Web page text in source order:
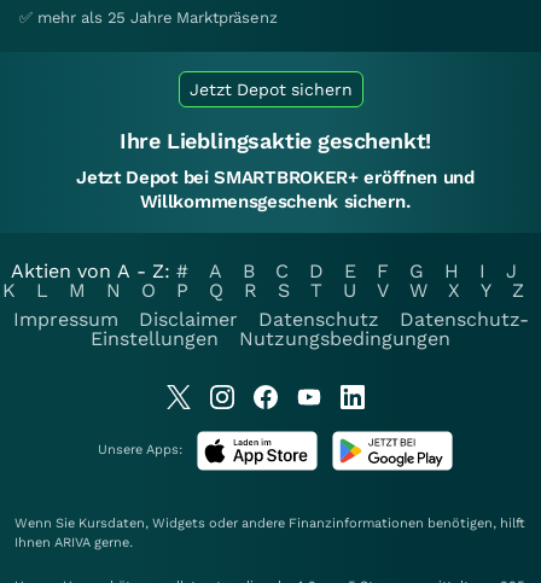
✅ mehr als 25 Jahre Marktpräsenz
Jetzt Depot sichern
Ihre Lieblingsaktie geschenkt!
Jetzt Depot bei SMARTBROKER+ eröffnen und
Willkommensgeschenk sichern.
Aktien von A - Z: # A B C D E F G H I
J
K
L M N O P Q R S T U V W X Y
Z
Impressum
Disclaimer Datenschutz
Datenschutz-
Einstellungen
Nutzungsbedingungen
Unsere Apps:
Wenn Sie Kursdaten, Widgets oder andere Finanzinformationen benötigen, hilft
Ihnen ARIVA gerne.